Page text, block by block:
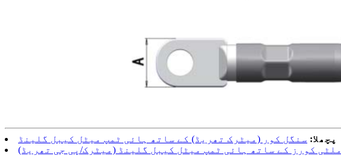
پچھلا: سنگل کور (میٹرک تھریڈ) کے ساتھ ہائی ٹمپ میٹل کیبل گلینڈ
ملٹی کورز کے ساتھ ہائی ٹمپ میٹل کیبل گلینڈ (میٹرک/پی جی تھریڈ)